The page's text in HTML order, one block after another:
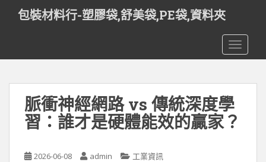
t
包裝材料行-塑膠袋,舒美袋,PE袋,資料夾
脈衝神經網路 vs 傳統深度學
習：誰才是硬體能效的贏家？
2026-06-08 admin 工業資訊